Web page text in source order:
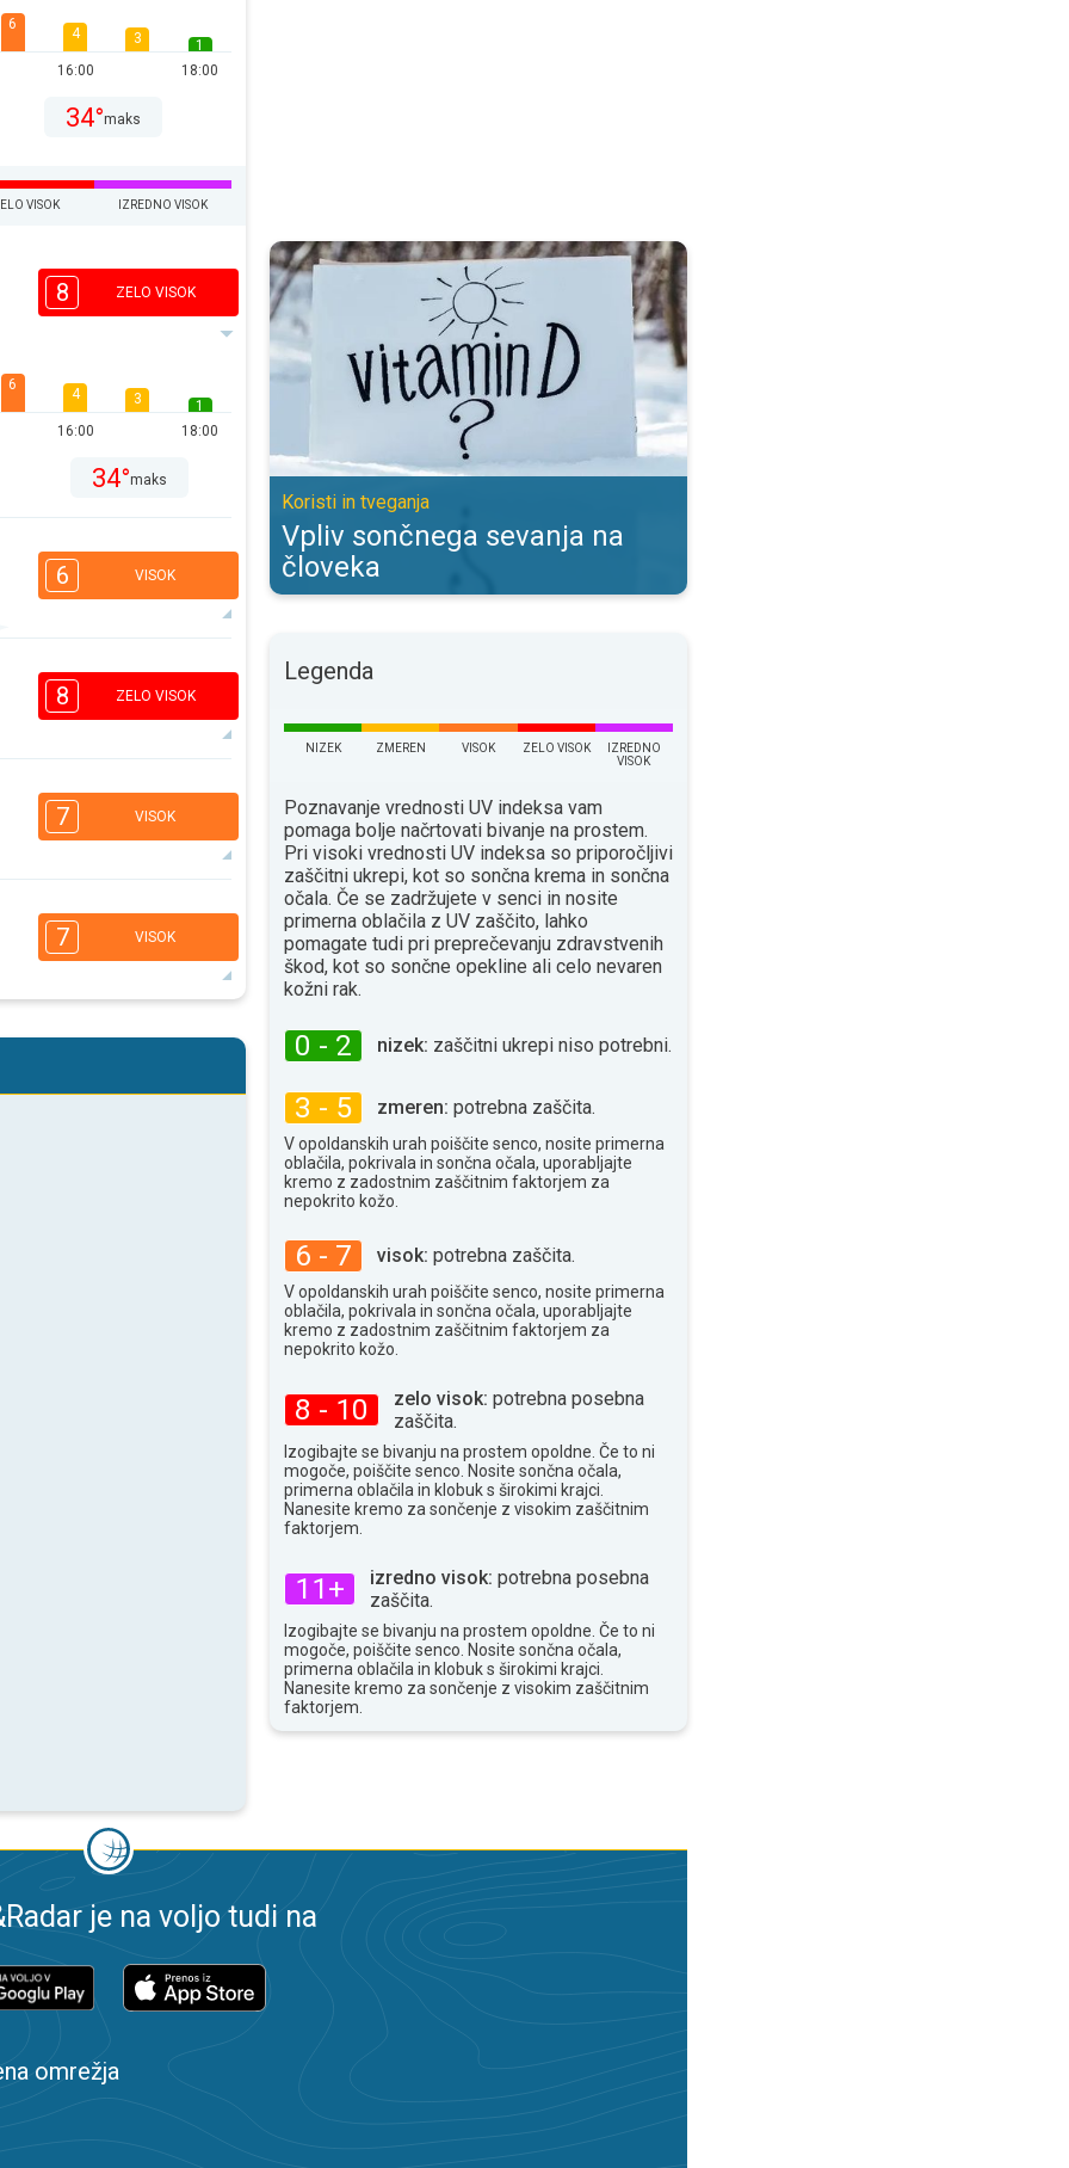
6
4
16:00
3
1
18:00
34°maks
VISOK IZREDNO VISOK
8 ZELO VISOK
6
4
16:00
3
1
18:00
34°maks
6 VISOK
16:00
2
18:00
33°
8 ZELO VISOK
5
16:00
34°maks
7 VISOK
4
16:00
3
34°maks
7 VISOK
4
Vpliv sončnega sevanja na človeka. Koristi in tveganja. . .
Koristi in tveganja
Vpliv sončnega sevanja na
človeka
Legenda
NIZEK ZMEREN VISOK ZELO VISOK
IZREDNO
VISOK
Poznavanje vrednosti UV indeksa vam
pomaga bolje načrtovati bivanje na prostem.
Pri visoki vrednosti UV indeksa so priporočljivi
zaščitni ukrepi, kot so sončna krema in sončna
očala. Če se zadržujete v senci in nosite
primerna oblačila z UV zaščito, lahko
pomagate tudi pri preprečevanju zdravstvenih
škod, kot so sončne opekline ali celo nevaren
kožni rak.
0 - 2 nizek: zaščitni ukrepi niso potrebni.
3 - 5 zmeren: potrebna zaščita.
V opoldanskih urah poiščite senco, nosite primerna
oblačila, pokrivala in sončna očala, uporabljajte
kremo z zadostnim zaščitnim faktorjem za
nepokrito kožo.
6 - 7 visok: potrebna zaščita.
V opoldanskih urah poiščite senco, nosite primerna
oblačila, pokrivala in sončna očala, uporabljajte
kremo z zadostnim zaščitnim faktorjem za
nepokrito kožo.
8 - 10 zelo visok: potrebna posebna
zaščita.
Izogibajte se bivanju na prostem opoldne. Če to ni
mogoče, poiščite senco. Nosite sončna očala,
primerna oblačila in klobuk s širokimi krajci.
Nanesite kremo za sončenje z visokim zaščitnim
faktorjem.
11+ izredno visok: potrebna posebna
zaščita.
Izogibajte se bivanju na prostem opoldne. Če to ni
mogoče, poiščite senco. Nosite sončna očala,
primerna oblačila in klobuk s širokimi krajci.
Nanesite kremo za sončenje z visokim zaščitnim
faktorjem.
je na voljo tudi na
omrežja